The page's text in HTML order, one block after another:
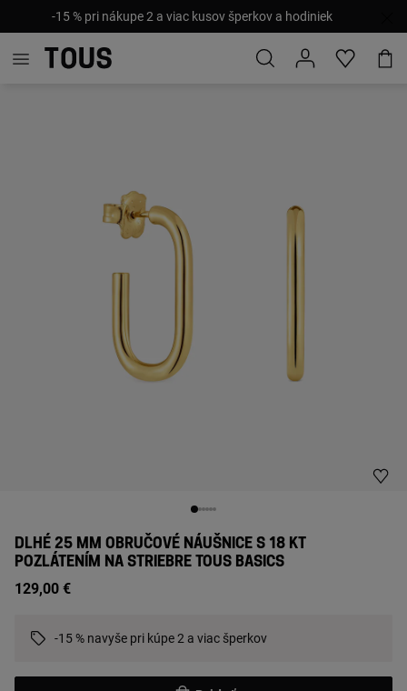
-15 % pri nákupe 2 a viac kusov šperkov a hodiniek
DLHÉ 25 MM OBRUČOVÉ NÁUŠNICE S 18 KT
POZLÁTENÍM NA STRIEBRE TOUS BASICS
129,00 €
-15 % navyše pri kúpe 2 a viac šperkov